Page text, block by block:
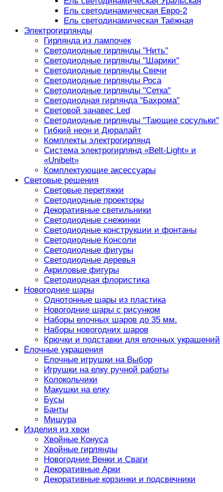
Ель светодинамическая Евро-2
Ель светодинамическая Таёжная
Электрогирлянды
Гирлянда из лампочек
Светодиодные гирлянды "Нить"
Светодиодные гирлянды "Шарики"
Светодиодные гирлянды Свечи
Светодиодные гирлянды Роса
Светодиодные гирлянды "Сетка"
Светодиодная гирлянда "Бахрома"
Световой занавес Led
Светодиодные гирлянды "Тающие сосульки"
Гибкий неон и Дюралайт
Комплекты электрогирлянд
Система электрогирлянд «Belt-Light» и
«Unibelt»
Комплектующие аксессуары
Световые решения
Световые перетяжки
Светодиодные проекторы
Декоративные светильники
Светодиодные снежинки
Светодиодные конструкции и фонтаны
Светодиодные Консоли
Светодиодные фигуры
Светодиодные деревья
Акриловые фигуры
Светодиодная флористика
Новогодние шары
Однотонные шары из пластика
Новогодние шары с рисунком
Наборы елочных шаров до 35 мм.
Наборы новогодних шаров
Крючки и подставки для елочных украшений
Ёлочные украшения
Елочные игрушки на Выбор
Игрушки на елку ручной работы
Колокольчики
Макушки на елку
Бусы
Банты
Мишура
Изделия из хвои
Хвойные Конуса
Хвойные гирлянды
Новогодние Венки и Сваги
Декоративные Арки
Декоративные корзинки и подсвечники